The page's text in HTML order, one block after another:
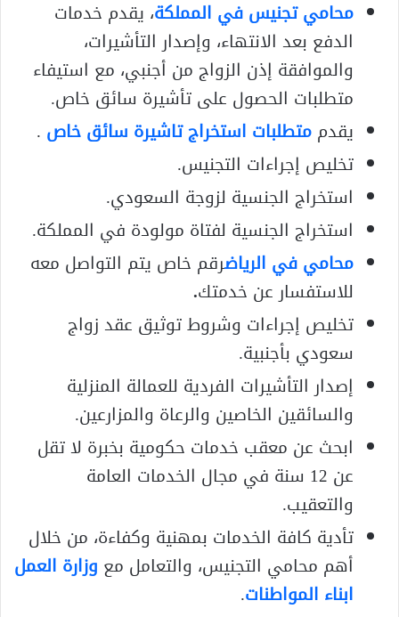
محامي تجنيسفي المملكة، يقدم خدمات
الدفع بعد الانتهاء، وإصدار التأشيرات،
والموافقة إذن الزواج من أجنبي، مع استيفاء
متطلبات الحصول على تأشيرة سائق خاص.
يقدممتطلبات استخراج تاشيرة سائق خاص .
تخليص إجراءات التجنيس.
استخراج الجنسية لزوجة السعودي.
استخراج الجنسية لفتاة مولودة في المملكة.
محامي في الرياضرقم خاص يتم التواصل معه
للاستفسار عن خدمتك.
تخليص إجراءات وشروط توثيق عقد زواج
سعودي بأجنبية.
إصدار التأشيرات الفردية للعمالة المنزلية
والسائقين الخاصين والرعاة والمزارعين.
ابحث عن معقب خدمات حكومية بخبرة لا تقل
عن 12 سنة في مجال الخدمات العامة
والتعقيب.
تأدية كافة الخدمات بمهنية وكفاءة، من خلال
أهم محامي التجنيس، والتعامل مع وزارة العمل
ابناء المواطنات.